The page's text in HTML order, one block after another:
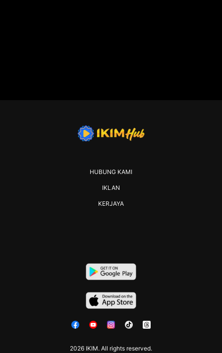
2026 IKIM. All rights reserved.
HUBUNG KAMI
IKLAN
KERJAYA